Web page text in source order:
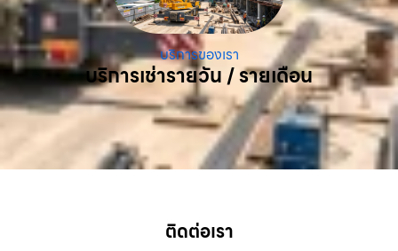
บริการของเรา
บริการเช่ารายวัน / รายเดือน
ติดต่อเรา